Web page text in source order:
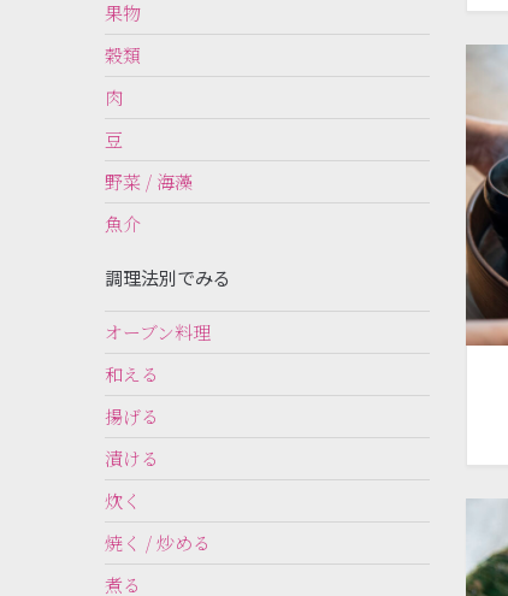
果物
穀類
肉
豆
野菜 / 海藻
魚介
調理法別でみる
オーブン料理
和える
揚げる
漬ける
炊く
焼く / 炒める
煮る